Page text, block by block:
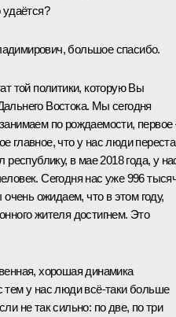
удаётся?
большое спасибо.
той политики, которую Вы
Востока. Мы сегодня
по рождаемости, первое
главное, что у нас люди
республику, в мае 2018 года, у
Сегодня нас уже 996
очень ожидаем, что в этом году,
жителя достигнем. Это
хорошая динамика
тем у нас люди всё-таки больше
не так сильно: по две, по три